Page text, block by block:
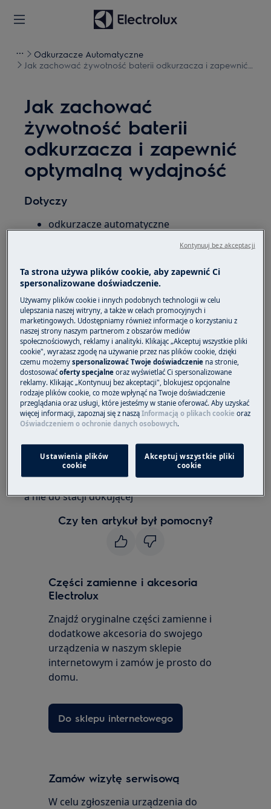
Odkurzacze Automatyczne
Jak zachować żywotność baterii odkurzacza i zapewnić
Jak zachować
żywotność baterii
odkurzacza i zapewnić
optymalną wydajność
Dotyczy
odkurzacze automatyczne
Aby przedłużyć żywotność baterii odkurzacza i
poniższymi informacjami.
Zawsze pozostawiaj odkurzacz w stacji
dokującej gdy nie jest używany.
Naładuj odkurzacz jak najszybciej po
każdym cyklu odkurzania.
Długie opóźnienia mogą wpływać na
akumulatory.
zostanie włączony w innym miejscu niż stacja
dokująca, po zakończeniu cyklu odkurzania
wróci do miejsca, z którego został uruchomiony
a nie do stacji dokującej
Czy ten artykuł był pomocny?
Części zamienne i akcesoria
Electrolux
Znajdź oryginalne części zamienne i
dodatkowe akcesoria do swojego
urządzenia w naszym sklepie
internetowym i zamów je prosto do
domu.
Do sklepu internetowego
Zamów wizytę serwisową
W celu zgłoszenia urządzenia do
Ta strona używa plików cookie, aby zapewnić Ci
spersonalizowane doświadczenie.
Używamy plików cookie i innych podobnych technologii w celu
ulepszania naszej witryny, a także w celach promocyjnych i
marketingowych. Udostępniamy również informacje o korzystaniu z
naszej strony naszym partnerom z obszarów mediów
społecznościowych, reklamy i analityki. Klikając „Akceptuj wszystkie pliki
cookie", wyrażasz zgodę na używanie przez nas plików cookie, dzięki
czemu możemyspersonalizować Twoje doświadczenie na stronie,
dostosowaćoferty specjalne oraz wyświetlać Ci spersonalizowane
reklamy. Klikając „Kontynuuj bez akceptacji", blokujesz opcjonalne
rodzaje plików cookie, co może wpłynąć na Twoje doświadczenie
przeglądania oraz usługi, które jesteśmy w stanie oferować. Aby uzyskać
więcej informacji, zapoznaj się z nasząInformacją o plikach cookie oraz
Oświadczeniem o ochronie danych osobowych.
Ustawienia plików
cookie
Akceptuj wszystkie pliki
cookie
Kontynuuj bez akceptacji